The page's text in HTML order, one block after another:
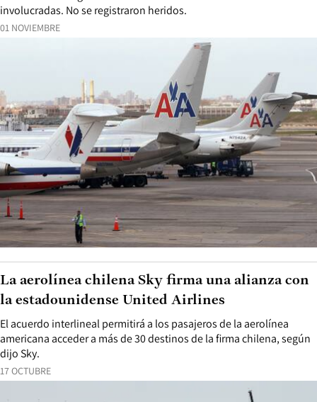
01 NOVIEMBRE
involucradas. No se registraron heridos.
17 OCTUBRE
El acuerdo interlineal permitirá a los pasajeros de la aerolínea
americana acceder a más de 30 destinos de la firma chilena, según
dijo Sky.
La aerolínea chilena Sky firma una alianza con
la estadounidense United Airlines